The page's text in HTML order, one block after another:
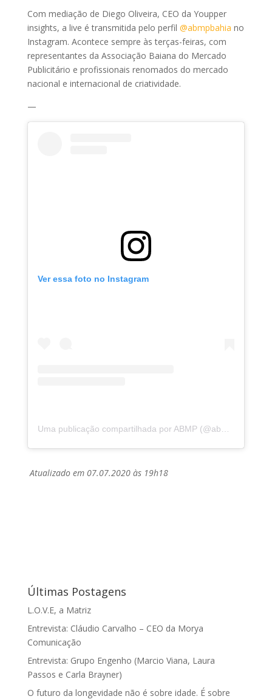
Com mediação de Diego Oliveira, CEO da Youpper
insights, a live é transmitida pelo perfil @abmpbahia no
Instagram. Acontece sempre às terças-feiras, com
representantes da Associação Baiana do Mercado
Publicitário e profissionais renomados do mercado
nacional e internacional de criatividade.
—
Ver essa foto no Instagram
Atualizado em 07.07.2020 às 19h18
Últimas Postagens
L.O.V.E, a Matriz
Entrevista: Cláudio Carvalho – CEO da Morya
Comunicação
Entrevista: Grupo Engenho (Marcio Viana, Laura
Passos e Carla Brayner)
O futuro da longevidade não é sobre idade. É sobre